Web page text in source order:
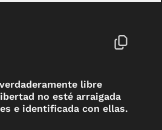
libre
no esté arraigada
e identificada con ellas.